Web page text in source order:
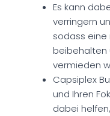
Es kann
verringern
sodass eine
beibehalten
vermieden
Capsiplex
und Ihren
dabei